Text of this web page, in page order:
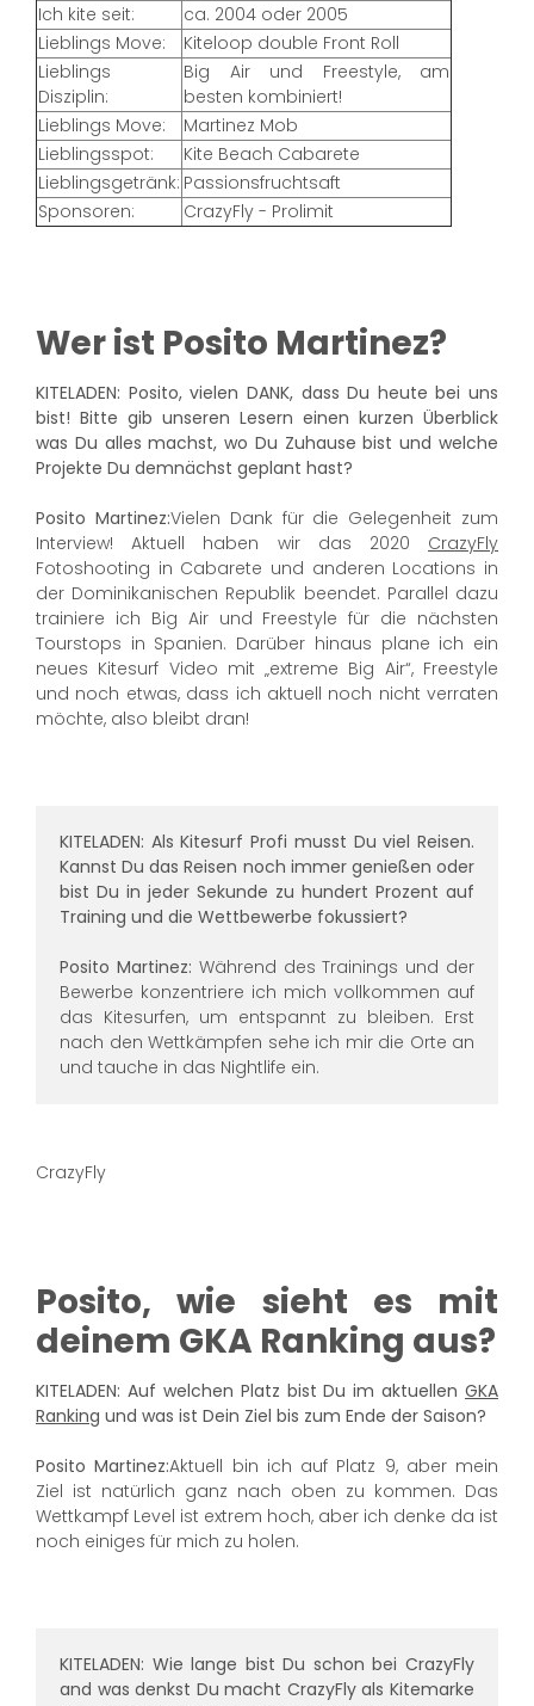
Ich kite seit:
ca. 2004 oder 2005
Lieblings Move:
Kiteloop double Front Roll
Lieblings
Disziplin:
Big Air und Freestyle, am
besten kombiniert!
Lieblings Move:
Martinez Mob
Lieblingsspot:
Kite Beach Cabarete
Lieblingsgetränk: Passionsfruchtsaft
Sponsoren:
CrazyFly - Prolimit
Wer ist Posito Martinez?
KITELADEN: Posito, vielen DANK, dass Du heute bei uns
bist! Bitte gib unseren Lesern einen kurzen Überblick
was Du alles machst, wo Du Zuhause bist und welche
Projekte Du demnächst geplant hast?
Posito Martinez:Vielen Dank für die Gelegenheit zum
Interview! Aktuell haben wir das 2020 CrazyFly
Fotoshooting in Cabarete und anderen Locations in
der Dominikanischen Republik beendet. Parallel dazu
trainiere ich Big Air und Freestyle für die nächsten
Tourstops in Spanien. Darüber hinaus plane ich ein
neues Kitesurf Video mit „extreme Big Air“, Freestyle
und noch etwas, dass ich aktuell noch nicht verraten
möchte, also bleibt dran!
KITELADEN: Als Kitesurf Profi musst Du viel Reisen.
Kannst Du das Reisen noch immer genießen oder
bist Du in jeder Sekunde zu hundert Prozent auf
Training und die Wettbewerbe fokussiert?
Posito Martinez: Während des Trainings und der
Bewerbe konzentriere ich mich vollkommen auf
das Kitesurfen, um entspannt zu bleiben. Erst
nach den Wettkämpfen sehe ich mir die Orte an
und tauche in das Nightlife ein.
CrazyFly
Posito, wie sieht es mit
deinem GKA Ranking aus?
KITELADEN: Auf welchen Platz bist Du im aktuellen GKA
Ranking und was ist Dein Ziel bis zum Ende der Saison?
Posito Martinez:Aktuell bin ich auf Platz 9, aber mein
Ziel ist natürlich ganz nach oben zu kommen. Das
Wettkampf Level ist extrem hoch, aber ich denke da ist
noch einiges für mich zu holen.
KITELADEN: Wie lange bist Du schon bei CrazyFly
and was denkst Du macht CrazyFly als Kitemarke